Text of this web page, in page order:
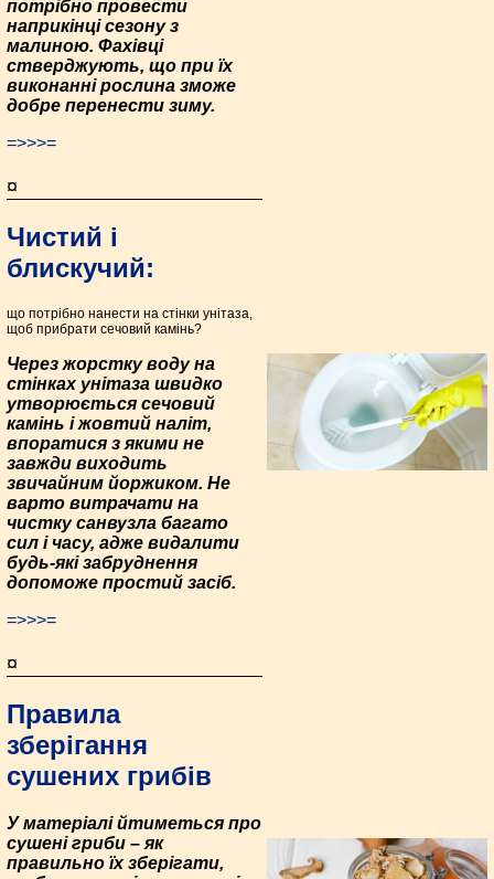
потрібно провести
наприкінці сезону з
малиною. Фахівці
стверджують, що при їх
виконанні рослина зможе
добре перенести зиму.
=>>>=
¤
Чистий і
блискучий:
що потрібно нанести на стінки унітаза,
щоб прибрати сечовий камінь?
Через жорстку воду на
стінках унітаза швидко
утворюється сечовий
камінь і жовтий наліт,
впоратися з якими не
завжди виходить
звичайним йоржиком. Не
варто витрачати на
чистку санвузла багато
сил і часу, адже видалити
будь-які забруднення
допоможе простий засіб.
=>>>=
¤
Правила
зберігання
сушених грибів
У матеріалі йтиметься про
сушені гриби – як
правильно їх зберігати,